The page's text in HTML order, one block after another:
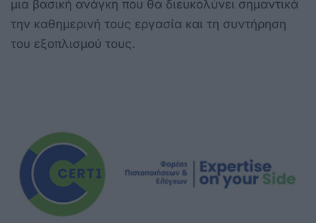
μια βασική ανάγκη που θα διευκολύνει σημαντικά
την καθημερινή τους εργασία και τη συντήρηση
του εξοπλισμού τους.